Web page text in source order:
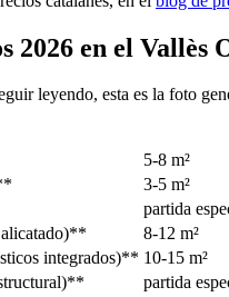
2026 en el Vallès
leyendo, esta es la foto
5-8 m²
3-5 m²
partida
8-12 m²
integrados)** 10-15 m²
partida